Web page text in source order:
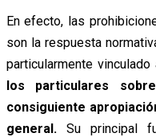
En efecto, las
son la respuesta
particularmente
los particulares
consiguiente
general. Su principal